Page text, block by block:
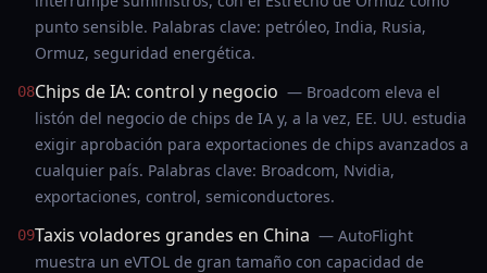
punto sensible. Palabras clave: petróleo, India, Rusia,
Ormuz, seguridad energética.
08Chips de IA: control y negocio — Broadcom eleva el
listón del negocio de chips de IA y, a la vez, EE. UU. estudia
exigir aprobación para exportaciones de chips avanzados a
cualquier país. Palabras clave: Broadcom, Nvidia,
exportaciones, control, semiconductores.
09Taxis voladores grandes en China — AutoFlight
muestra un eVTOL de gran tamaño con capacidad de